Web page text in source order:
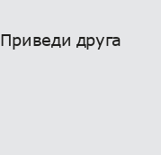
Приведи друга